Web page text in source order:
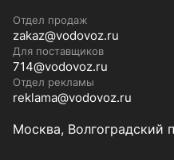
Отдел продаж
zakaz@vodovoz.ru
Для поставщиков
714@vodovoz.ru
Отдел рекламы
reklama@vodovoz.ru
Москва, Волгоградский